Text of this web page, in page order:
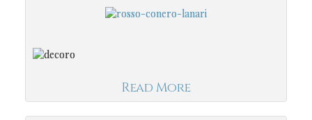
Read More